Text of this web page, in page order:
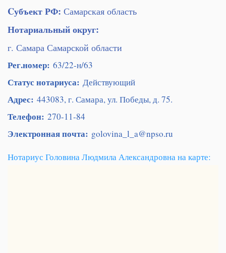
Cубъект РФ: Самарская область
Нотариальный округ:
г. Самара Самарской области
Рег.номер: 63/22-н/63
Статус нотариуса: Действующий
Адрес: 443083, г. Самара, ул. Победы, д. 75.
Телефон: 270-11-84
Электронная почта: golovina_l_a@npso.ru
Нотариус Головина Людмила Александровна на карте: